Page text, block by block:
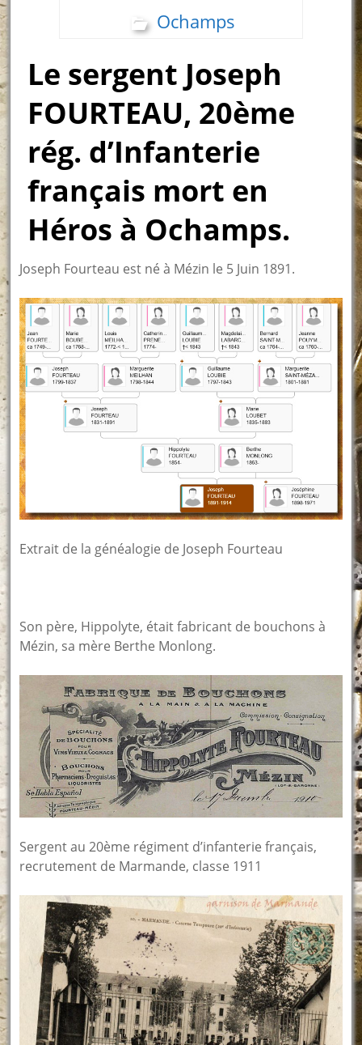
Ochamps
Le sergent Joseph
FOURTEAU, 20ème
rég. d’Infanterie
français mort en
Héros à Ochamps.
Joseph Fourteau est né à Mézin le 5 Juin 1891.
Extrait de la généalogie de Joseph Fourteau
Son père, Hippolyte, était fabricant de bouchons à
Mézin, sa mère Berthe Monlong.
Sergent au 20ème régiment d’infanterie français,
recrutement de Marmande, classe 1911